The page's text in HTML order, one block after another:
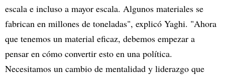
escala e incluso a mayor escala. Algunos materiales se
fabrican en millones de toneladas", explicó Yaghi. "Ahora
que tenemos un material eficaz, debemos empezar a
pensar en cómo convertir esto en una política.
Necesitamos un cambio de mentalidad y liderazgo que